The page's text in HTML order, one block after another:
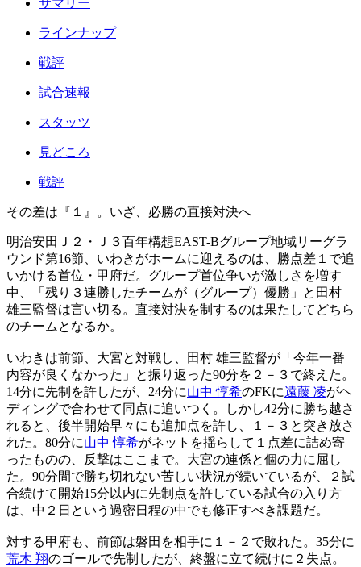
ラインナップ
戦評
試合速報
スタッツ
見どころ
戦評
その差は『１』。いざ、必勝の直接対決へ
明治安田Ｊ２・Ｊ３百年構想EAST-Bグループ地域リーグラ
ウンド第16節、いわきがホームに迎えるのは、勝点差１で追
いかける首位・甲府だ。グループ首位争いが激しさを増す
中、「残り３連勝したチームが（グループ）優勝」と田村
雄三監督は言い切る。直接対決を制するのは果たしてどちら
のチームとなるか。
いわきは前節、大宮と対戦し、田村 雄三監督が「今年一番
内容が良くなかった」と振り返った90分を２－３で終えた。
14分に先制を許したが、24分に山中 惇希のFKに遠藤 凌がヘ
ディングで合わせて同点に追いつく。しかし42分に勝ち越さ
れると、後半開始早々にも追加点を許し、１－３と突き放さ
れた。80分に山中 惇希がネットを揺らして１点差に詰め寄
ったものの、反撃はここまで。大宮の連係と個の力に屈し
た。90分間で勝ち切れない苦しい状況が続いているが、２試
合続けて開始15分以内に先制点を許している試合の入り方
は、中２日という過密日程の中でも修正すべき課題だ。
対する甲府も、前節は磐田を相手に１－２で敗れた。35分に
荒木 翔のゴールで先制したが、終盤に立て続けに２失点。